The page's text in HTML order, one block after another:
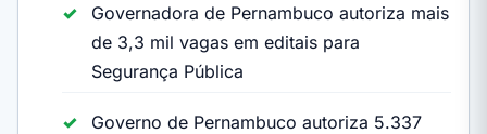
Governadora de Pernambuco autoriza mais
de 3,3 mil vagas em editais para
Segurança Pública
Governo de Pernambuco autoriza 5.337